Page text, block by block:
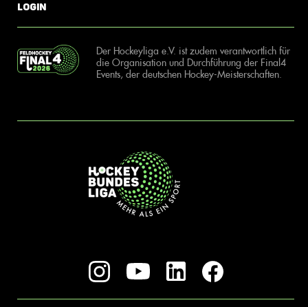
Login
Der Hockeyliga e.V. ist zudem verantwortlich für
die Organisation und Durchführung der Final4
Events, der deutschen Hockey-Meisterschaften.